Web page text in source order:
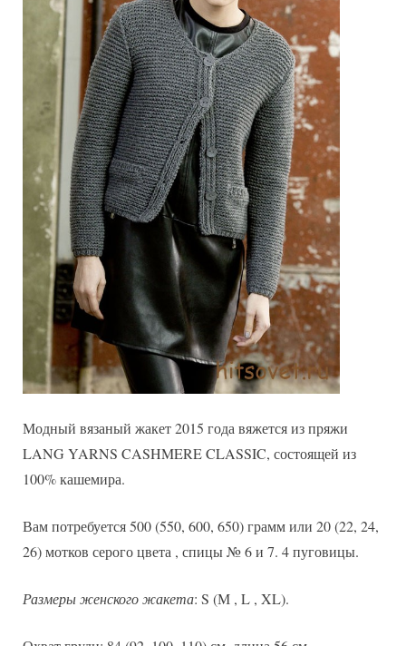
Модный вязаный жакет 2015 года вяжется из пряжи
LANG YARNS CASHMERE CLASSIC, состоящей из
100% кашемира.
Вам потребуется 500 (550, 600, 650) грамм или 20 (22, 24,
26) мотков серого цвета , спицы № 6 и 7. 4 пуговицы.
Размеры женского жакета: S (М , L , XL).